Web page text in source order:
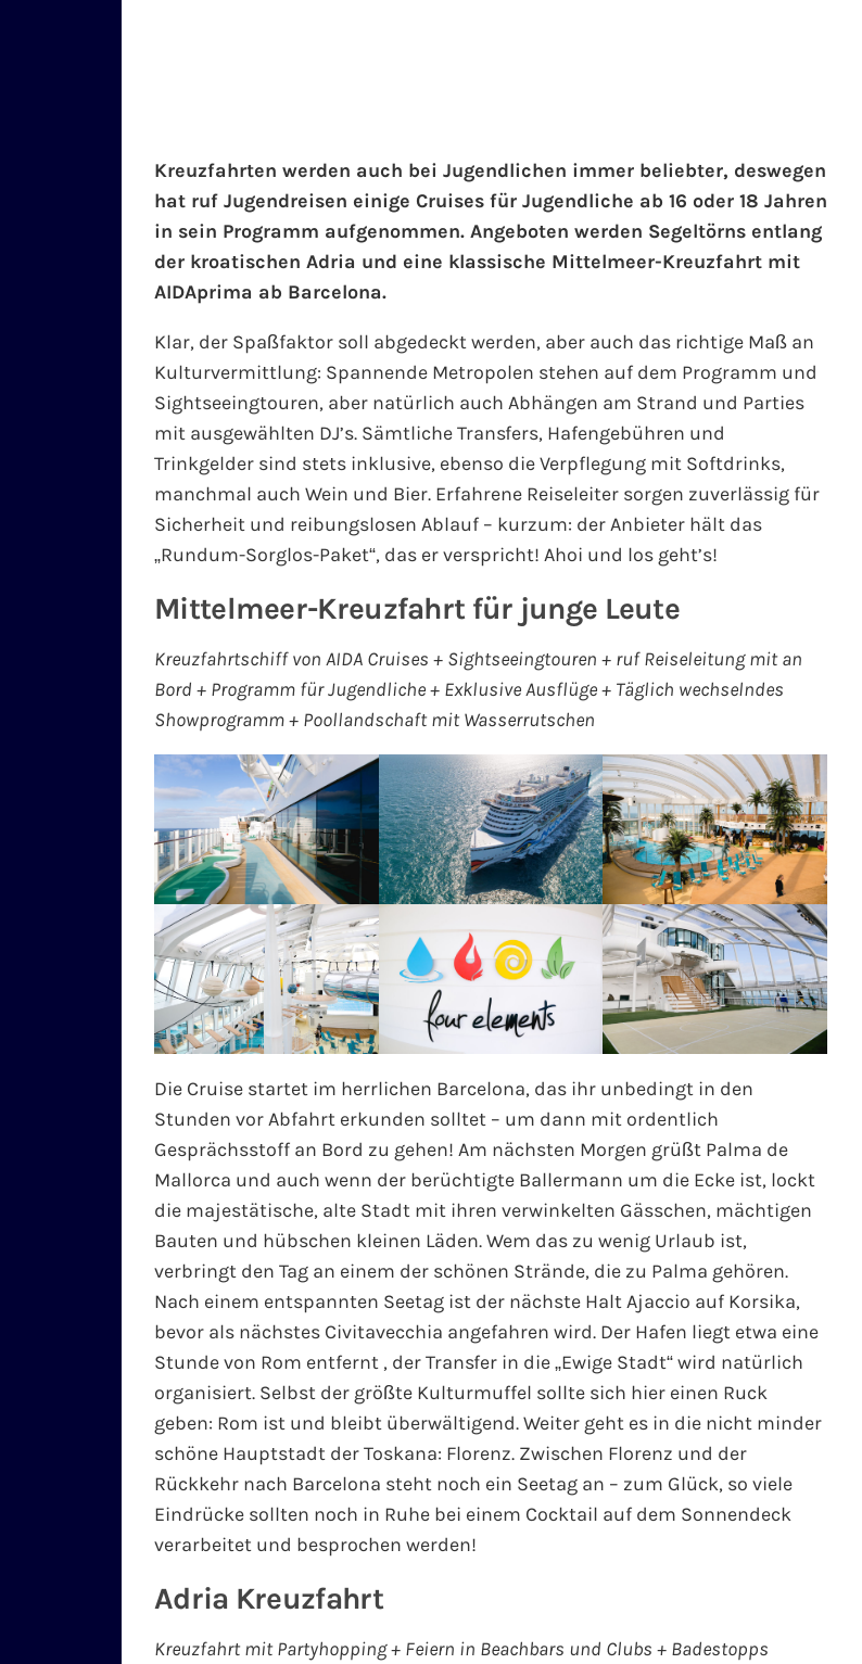
Kreuzfahrten werden auch bei Jugendlichen immer beliebter, deswegen
hat ruf Jugendreisen einige Cruises für Jugendliche ab 16 oder 18 Jahren
in sein Programm aufgenommen. Angeboten werden Segeltörns entlang
der kroatischen Adria und eine klassische Mittelmeer-Kreuzfahrt mit
AIDAprima ab Barcelona.
Klar, der Spaßfaktor soll abgedeckt werden, aber auch das richtige Maß an
Kulturvermittlung: Spannende Metropolen stehen auf dem Programm und
Sightseeingtouren, aber natürlich auch Abhängen am Strand und Parties
mit ausgewählten DJ’s. Sämtliche Transfers, Hafengebühren und
Trinkgelder sind stets inklusive, ebenso die Verpflegung mit Softdrinks,
manchmal auch Wein und Bier. Erfahrene Reiseleiter sorgen zuverlässig für
Sicherheit und reibungslosen Ablauf – kurzum: der Anbieter hält das
„Rundum-Sorglos-Paket“, das er verspricht! Ahoi und los geht’s!
Mittelmeer-Kreuzfahrt für junge Leute
Kreuzfahrtschiff von AIDA Cruises + Sightseeingtouren + ruf Reiseleitung mit an
Bord + Programm für Jugendliche + Exklusive Ausflüge + Täglich wechselndes
Showprogramm + Poollandschaft mit Wasserrutschen
Die Cruise startet im herrlichen Barcelona, das ihr unbedingt in den
Stunden vor Abfahrt erkunden solltet – um dann mit ordentlich
Gesprächsstoff an Bord zu gehen! Am nächsten Morgen grüßt Palma de
Mallorca und auch wenn der berüchtigte Ballermann um die Ecke ist, lockt
die majestätische, alte Stadt mit ihren verwinkelten Gässchen, mächtigen
Bauten und hübschen kleinen Läden. Wem das zu wenig Urlaub ist,
verbringt den Tag an einem der schönen Strände, die zu Palma gehören.
Nach einem entspannten Seetag ist der nächste Halt Ajaccio auf Korsika,
bevor als nächstes Civitavecchia angefahren wird. Der Hafen liegt etwa eine
Stunde von Rom entfernt , der Transfer in die „Ewige Stadt“ wird natürlich
organisiert. Selbst der größte Kulturmuffel sollte sich hier einen Ruck
geben: Rom ist und bleibt überwältigend. Weiter geht es in die nicht minder
schöne Hauptstadt der Toskana: Florenz. Zwischen Florenz und der
Rückkehr nach Barcelona steht noch ein Seetag an – zum Glück, so viele
Eindrücke sollten noch in Ruhe bei einem Cocktail auf dem Sonnendeck
verarbeitet und besprochen werden!
Adria Kreuzfahrt
Kreuzfahrt mit Partyhopping + Feiern in Beachbars und Clubs + Badestopps